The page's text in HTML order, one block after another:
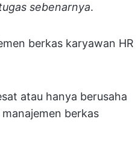
sebenarnya.
berkas karyawan HR
atau hanya berusaha
berkas